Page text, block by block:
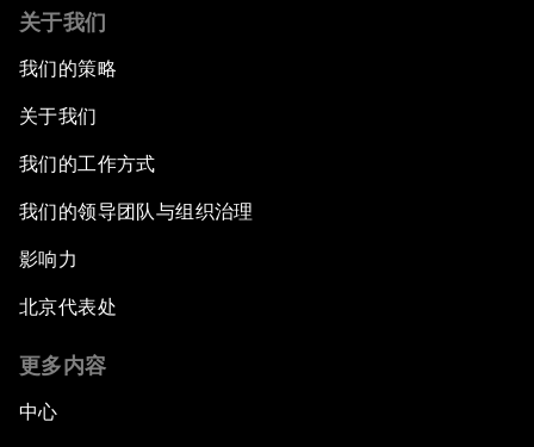
关于我们
我们的策略
关于我们
我们的工作方式
我们的领导团队与组织治理
影响力
北京代表处
更多内容
中心